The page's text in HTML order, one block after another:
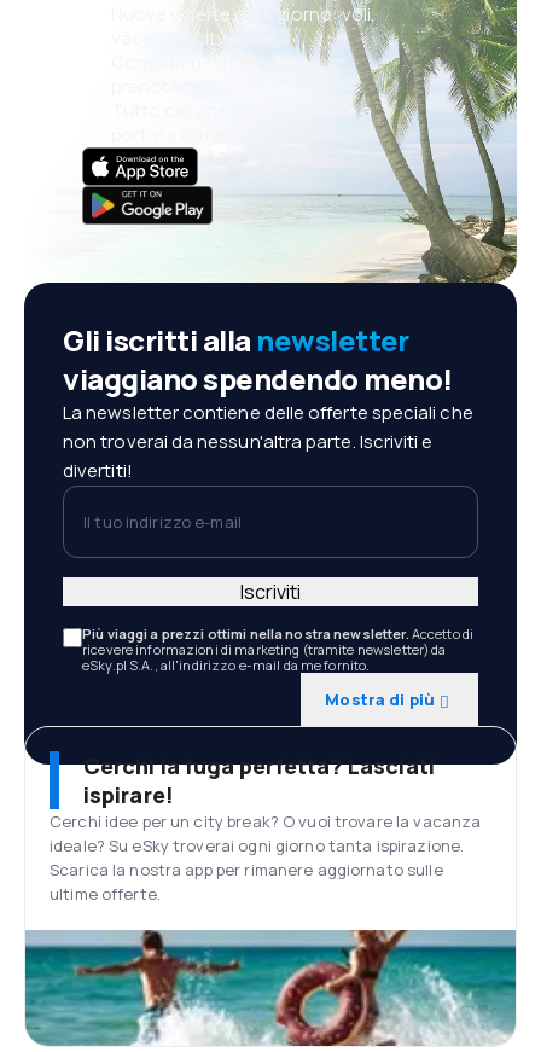
Nuove offerte ogni giorno: voli,
vacanze, city break
Comoda gestione delle
Tutto ciò che conta, sempre a
Gli iscritti alla newsletter
viaggiano spendendo meno!
La newsletter contiene delle offerte speciali che
non troverai da nessun'altra parte. Iscriviti e
divertiti!
Il tuo indirizzo e-mail
Più viaggi a prezzi ottimi nella nostra newsletter. Accetto di
ricevere informazioni di marketing (tramite newsletter) da
eSky.pl S.A., all'indirizzo e-mail da me fornito.
Mostra di più
Iscriviti
Cerchi la fuga perfetta? Lasciati
ispirare!
Cerchi idee per un city break? O vuoi trovare la vacanza
ideale? Su eSky troverai ogni giorno tanta ispirazione.
Scarica la nostra app per rimanere aggiornato sulle
ultime offerte.